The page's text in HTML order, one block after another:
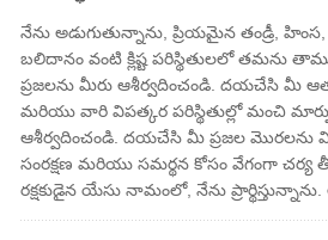
నేను అడుగుతున్నాను, ప్రియమైన తండ్రీ,
బలిదానం వంటి క్లిష్ట పరిస్థితులలో తమను
ప్రజలను మీరు ఆశీర్వదించండి. దయచేసి మీ
మరియు వారి విపత్కర పరిస్థితుల్లో మంచి
ఆశీర్వదించండి. దయచేసి మీ ప్రజల మొరలను
సంరక్షణ మరియు సమర్థన కోసం వేగంగా
రక్షకుడైన యేసు నామంలో, నేను